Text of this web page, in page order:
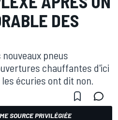
DES
pneus
chauffantes d'ici
écuries ont dit non.
SOURCE PRIVILÉGIÉE